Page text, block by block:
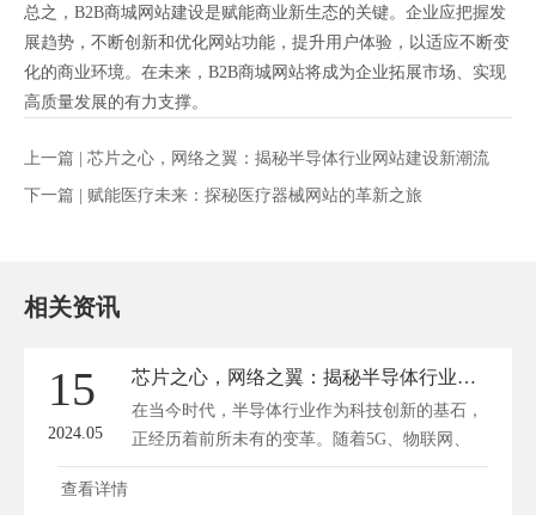
总之，B2B商城网站建设是赋能商业新生态的关键。企业应把握发
展趋势，不断创新和优化网站功能，提升用户体验，以适应不断变
化的商业环境。在未来，B2B商城网站将成为企业拓展市场、实现
高质量发展的有力支撑。
上一篇 | 芯片之心，网络之翼：揭秘半导体行业网站建设新潮流
下一篇 | 赋能医疗未来：探秘医疗器械网站的革新之旅
相关资讯
15
2024.05
芯片之心，网络之翼：揭秘半导体行业网站建设新潮流
在当今时代，半导体行业作为科技创新的基石，
正经历着前所未有的变革。随着5G、物联网、
人...
查看详情